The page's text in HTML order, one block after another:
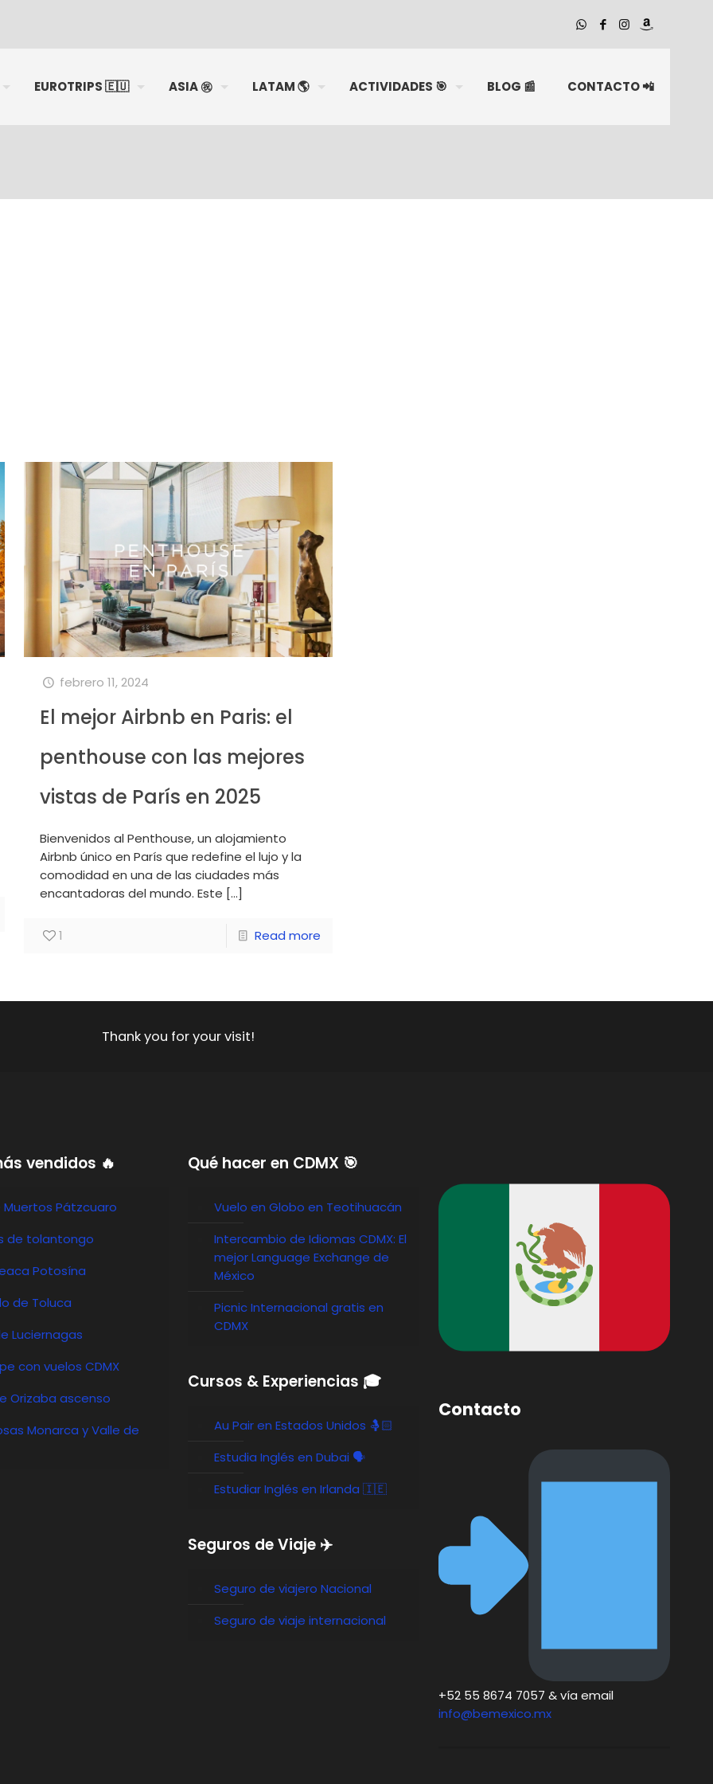
EUROTRIPS 🇪🇺 ASIA ㊗️ LATAM 🌎 ACTIVIDADES 🎯 BLOG 📰 CONTACTO 📲
febrero 11, 2024
El mejor Airbnb en Paris: el
penthouse con las mejores
vistas de París en 2025
Bienvenidos al Penthouse, un alojamiento
Airbnb único en París que redefine el lujo y la
comodidad en una de las ciudades más
encantadoras del mundo. Este […]
1 Read more
Thank you for your visit!
vendidos 🔥
Muertos Pátzcuaro
de tolantongo
Potosína
de Toluca
Luciernagas
con vuelos CDMX
Orizaba ascenso
Monarca y Valle de
Qué hacer en CDMX 🎯
Vuelo en Globo en Teotihuacán
Intercambio de Idiomas CDMX: El
mejor Language Exchange de
México
Picnic Internacional gratis en
CDMX
Cursos & Experiencias 🎓
Au Pair en Estados Unidos 🤱🏻
Estudia Inglés en Dubai 🗣️
Estudiar Inglés en Irlanda 🇮🇪
Seguros de Viaje ✈️
Seguro de viajero Nacional
Seguro de viaje internacional
Contacto
+52 55 8674 7057 & vía email
info@bemexico.mx